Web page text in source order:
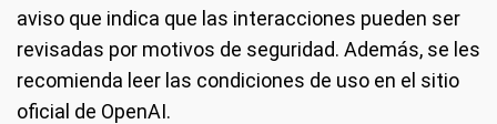
aviso que indica que las interacciones pueden ser
revisadas por motivos de seguridad. Además, se les
recomienda leer las condiciones de uso en el sitio
oficial de OpenAI.